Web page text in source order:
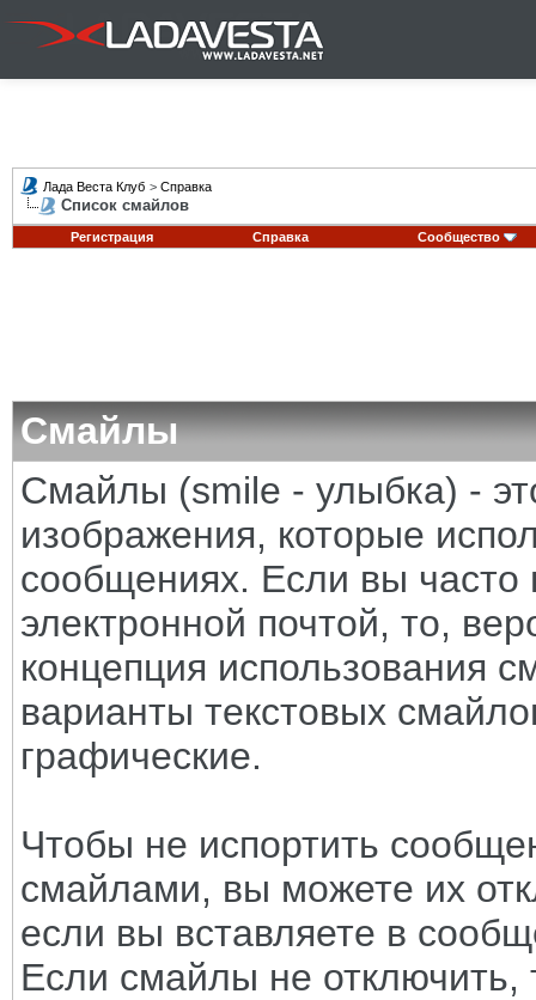
Лада Веста Клуб > Справка
Список смайлов
Регистрация Справка Сообщество
Смайлы
Смайлы (smile - улыбка) -
изображения, которые
сообщениях. Если вы часто
электронной почтой, то,
концепция использования
варианты текстовых
графические.
Чтобы не испортить
смайлами, вы можете их
если вы вставляете в
Если смайлы не отключить,